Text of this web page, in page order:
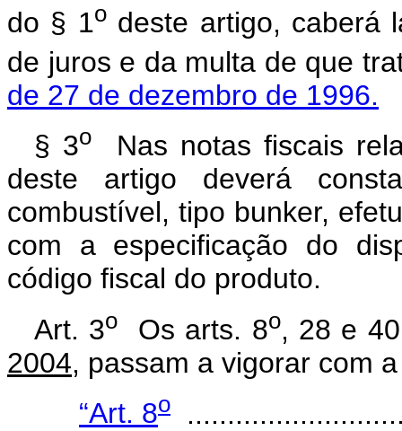
do § 1odeste artigo, caberá
de juros e da multa de que
de 27 de dezembro de 1996.
§ 3oNas notas fiscais
deste artigo deverá
combustível, tipo bunker,
com a especificação do
código fiscal do produto.
Art. 3o Os arts. 8o, 28 e
2004, passam a vigorar com
“Art. 8o